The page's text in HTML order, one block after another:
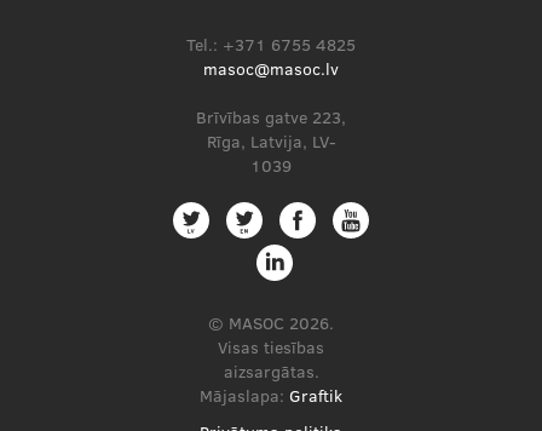
© MASOC 2026.
Visas tiesības
aizsargātas.
Mājaslapa: Graftik
Brīvības gatve 223,
Rīga, Latvija, LV-
1039
Tel.: +371 6755 4825
masoc@masoc.lv